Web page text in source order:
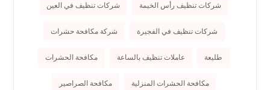
شركات تنظيف رأس الخيمة شركات تنظيف في العين
شركات تنظيف في الفجيرة شركة مكافحة حشرات
طليعة عاملات تنظيف بالساعة مكافحة الحشرات
مكافحة الحشرات المنزلية مكافحة الصراصير